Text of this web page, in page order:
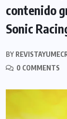
contenido
Sonic
BY
0 COMMENTS